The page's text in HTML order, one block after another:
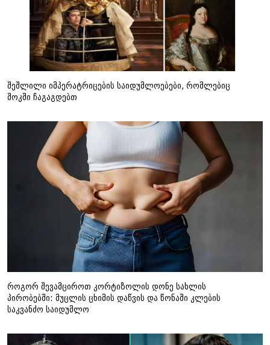
შეშლილი იმპერატრიცების საიდუმლოებები, რომლებიც
შოკში ჩაგაგდებთ
როგორ შევამციროთ კორტიზოლის დონე სახლის
პირობებში: მუცლის ცხიმის დაწვის და წონაში კლების
საკვანძო საიდუმლო